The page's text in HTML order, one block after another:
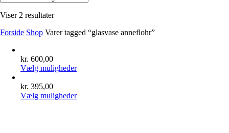
Viser 2 resultater
Forside Shop Varer tagged “glasvase anneflohr”
kr. 600,00
Vælg mulighederDette
flere
kr. 395,00
Vælg mulighederDette